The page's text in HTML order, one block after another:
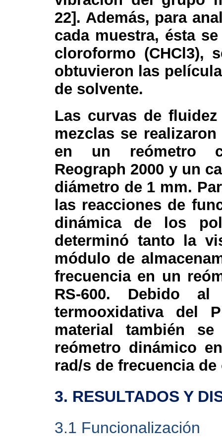
22]. Además, para
cada muestra, ésta
cloroformo (CHCl 3),
obtuvieron las
de solvente.
Las curvas de
mezclas se
en un reómetro
Reograph 2000 y un
diámetro de 1 mm.
las reacciones de
dinámica de los
determinó tanto la
módulo de
frecuencia en un
RS-600. Debido
termooxidativa del
material también
reómetro dinámico
rad/s de frecuencia
3. RESULTADOS Y
3.1 Funcionalización